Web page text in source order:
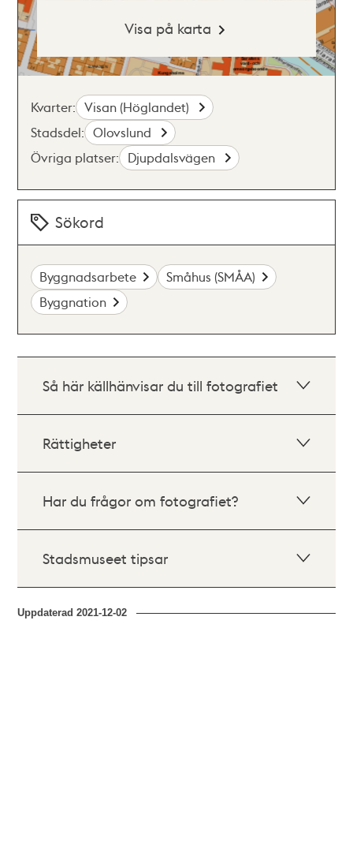
Visa på karta
Kvarter: Visan (Höglandet)
Stadsdel: Olovslund
Övriga platser: Djupdalsvägen
Sökord
Byggnadsarbete
Småhus (SMÅA)
Byggnation
Så här källhänvisar du till fotografiet
Rättigheter
Har du frågor om fotografiet?
Stadsmuseet tipsar
Uppdaterad2021-12-02